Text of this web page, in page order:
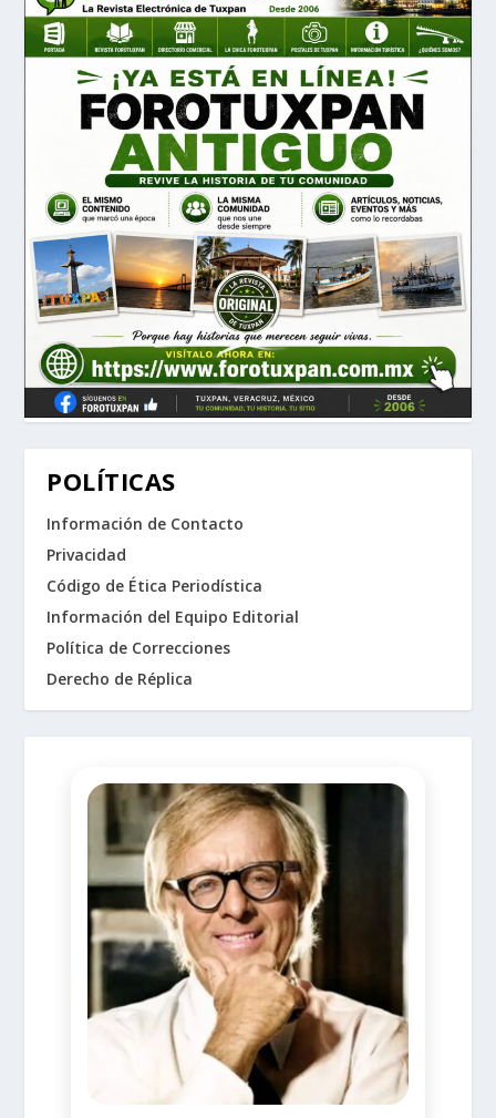
POLÍTICAS
Información de Contacto
Privacidad
Código de Ética Periodística
Información del Equipo Editorial
Política de Correcciones
Derecho de Réplica